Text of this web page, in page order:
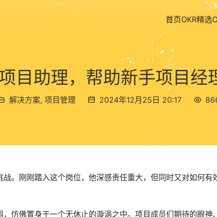
首页OKR精选
目助理，帮助新手项目经
解决方案, 项目管理 2024年12月25日 20:17
。刚刚踏入这个岗位，他深感责任重大，但同时又对如何有
仿佛置身于一个无休止的漩涡之中。项目成员们期待的眼神